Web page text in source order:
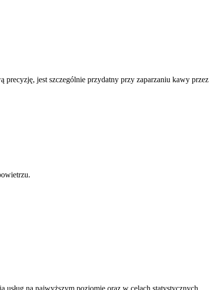
jest szczególnie przydatny przy zaparzaniu kawy przez
na najwyższym poziomie oraz w celach statystycznych.